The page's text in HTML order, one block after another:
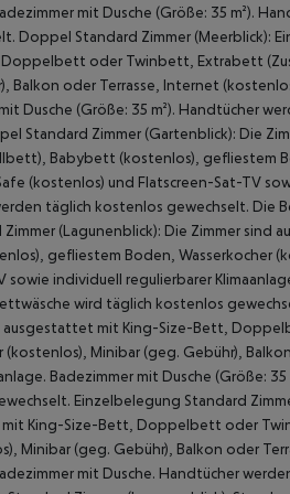
mit Dusche (Größe: 35 m²).
Doppel Standard Zimmer (Meerblick):
Doppelbett oder Twinbett, Extrabett
Balkon oder Terrasse, Internet
Dusche (Größe: 35 m²). Handtücher
Standard Zimmer (Gartenblick): Die
Babybett (kostenlos), gefliestem
(kostenlos) und Flatscreen-Sat-TV
täglich kostenlos gewechselt. Die
(Lagunenblick): Die Zimmer sind
gefliestem Boden, Wasserkocher
individuell regulierbarer
wird täglich kostenlos
ausgestattet mit King-Size-Bett,
Minibar (geg. Gebühr), Balkon
Badezimmer mit Dusche (Größe: 35
Einzelbelegung Standard
mit King-Size-Bett, Doppelbett oder
Minibar (geg. Gebühr), Balkon oder
mit Dusche. Handtücher